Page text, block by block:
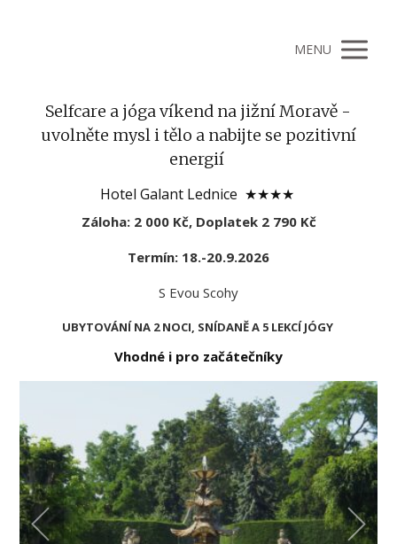
MENU
Selfcare a jóga víkend na jižní Moravě -
uvolněte mysl i tělo a nabijte se pozitivní
energií
Hotel Galant Lednice ★★★★
Záloha: 2 000 Kč, Doplatek 2 790 Kč
Termín: 18.-20.9.2026
S Evou Scohy
UBYTOVÁNÍ NA 2 NOCI, SNÍDANĚ A 5 LEKCÍ JÓGY
Vhodné i pro začátečníky